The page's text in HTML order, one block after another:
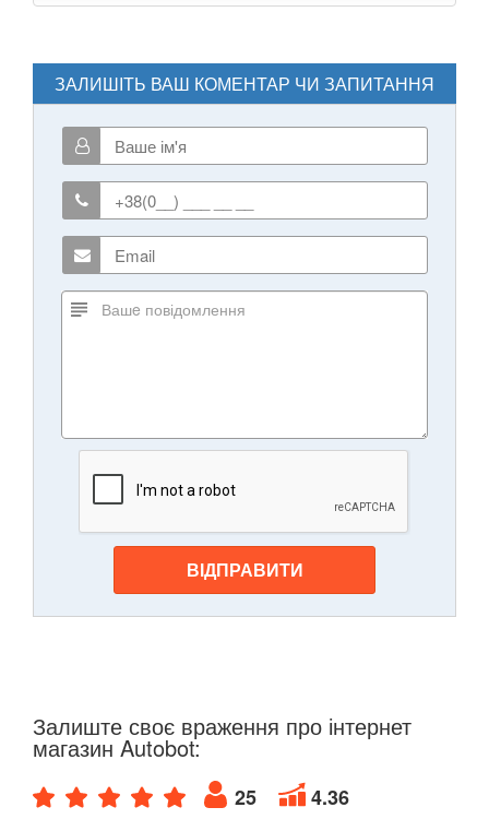
ЗАЛИШІТЬ ВАШ КОМЕНТАР ЧИ ЗАПИТАННЯ
ВІДПРАВИТИ
Залиште своє враження про інтернет
магазин Autobot:
25 4.36